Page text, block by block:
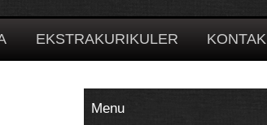
EKSTRAKURIKULER KONTAK
Menu